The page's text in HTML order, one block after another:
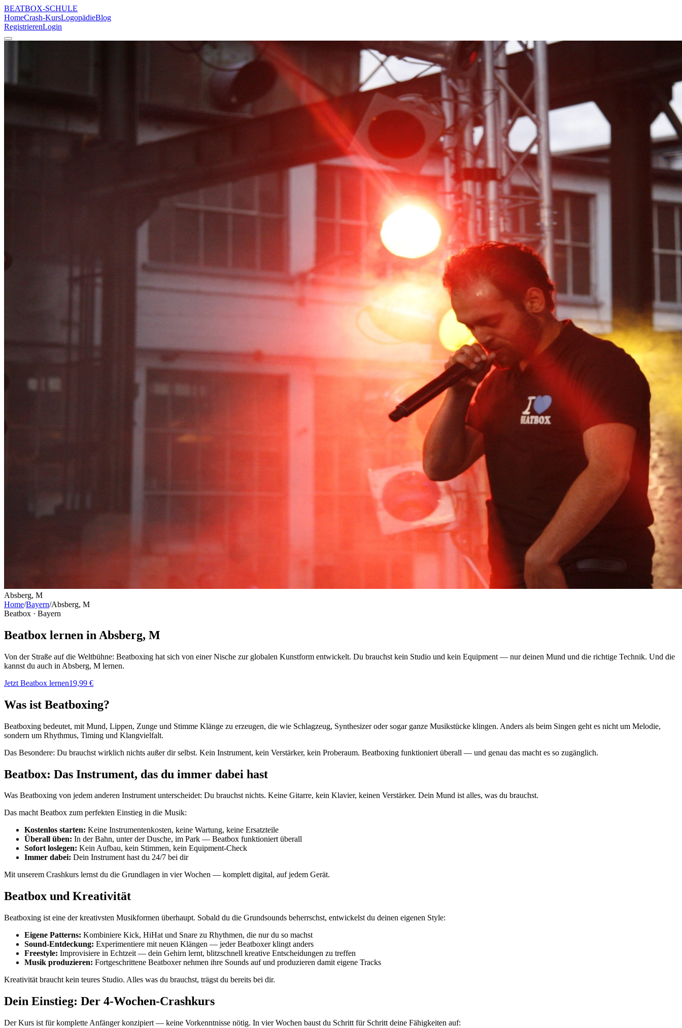
BEATBOX-SCHULE
HomeCrash-KursLogopädieBlog
RegistrierenLogin
Absberg, M
Home/Bayern/Absberg, M
Beatbox · Bayern
Beatbox lernen in Absberg, M
Von der Straße auf die Weltbühne: Beatboxing hat sich von einer Nische zur globalen Kunstform entwickelt. Du brauchst kein Studio und kein Equipment — nur deinen Mund und die richtige Technik. Und die
kannst du auch in Absberg, M lernen.
Jetzt Beatbox lernen19,99 €
Was ist Beatboxing?
Beatboxing bedeutet, mit Mund, Lippen, Zunge und Stimme Klänge zu erzeugen, die wie Schlagzeug, Synthesizer oder sogar ganze Musikstücke klingen. Anders als beim Singen geht es nicht um Melodie,
sondern um Rhythmus, Timing und Klangvielfalt.
Das Besondere: Du brauchst wirklich nichts außer dir selbst. Kein Instrument, kein Verstärker, kein Proberaum. Beatboxing funktioniert überall — und genau das macht es so zugänglich.
Beatbox: Das Instrument, das du immer dabei hast
Was Beatboxing von jedem anderen Instrument unterscheidet: Du brauchst nichts. Keine Gitarre, kein Klavier, keinen Verstärker. Dein Mund ist alles, was du brauchst.
Das macht Beatbox zum perfekten Einstieg in die Musik:
Kostenlos starten: Keine Instrumentenkosten, keine Wartung, keine Ersatzteile
Überall üben: In der Bahn, unter der Dusche, im Park — Beatbox funktioniert überall
Sofort loslegen: Kein Aufbau, kein Stimmen, kein Equipment-Check
Immer dabei: Dein Instrument hast du 24/7 bei dir
Mit unserem Crashkurs lernst du die Grundlagen in vier Wochen — komplett digital, auf jedem Gerät.
Beatbox und Kreativität
Beatboxing ist eine der kreativsten Musikformen überhaupt. Sobald du die Grundsounds beherrschst, entwickelst du deinen eigenen Style:
Eigene Patterns: Kombiniere Kick, HiHat und Snare zu Rhythmen, die nur du so machst
Sound-Entdeckung: Experimentiere mit neuen Klängen — jeder Beatboxer klingt anders
Freestyle: Improvisiere in Echtzeit — dein Gehirn lernt, blitzschnell kreative Entscheidungen zu treffen
Musik produzieren: Fortgeschrittene Beatboxer nehmen ihre Sounds auf und produzieren damit eigene Tracks
Kreativität braucht kein teures Studio. Alles was du brauchst, trägst du bereits bei dir.
Dein Einstieg: Der 4-Wochen-Crashkurs
Der Kurs ist für komplette Anfänger konzipiert — keine Vorkenntnisse nötig. In vier Wochen baust du Schritt für Schritt deine Fähigkeiten auf: